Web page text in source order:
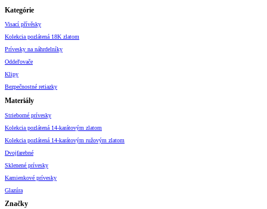
Kategórie
Visací přívěsky
Kolekcia pozlátená 18K zlatom
Prívesky na náhrdelníky
Oddeľovače
Klipy
Bezpečnostné retiazky
Materiály
Strieborné prívesky
Kolekcia pozlátená 14-karátovým zlatom
Kolekcia pozlátená 14-karátovým ružovým zlatom
Dvojfarebné
Sklenené prívesky
Kamienkové prívesky
Glazúra
Značky